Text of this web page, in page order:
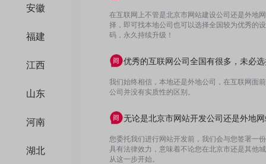
安徽
福建
江西
山东
河南
湖北
在互联网上不管是北京市网站建设公司还是外地
择，即可找本地公司也可以选择全国较为优秀的
码，永久持续升级！
优秀的互联网公司全国有很多，未必
我们始终相信，本地还是外地公司，在互联网面
公司并没有实质性的区别。
无论是北京市网站开发公司还是外地
您委托我们进行网站开发前，我们会与您签署一
具有法律效力，意味着不论您在北京市还是其他
从这一步开始。